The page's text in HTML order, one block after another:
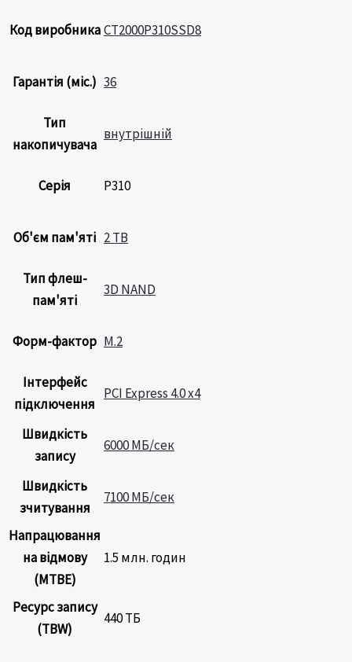
Код виробника CT2000P310SSD8
Гарантія (міс.) 36
Тип
накопичувача
внутрішній
Серія P310
Об'єм пам'яті 2 TB
Тип флеш-
пам'яті
3D NAND
Форм-фактор M.2
Інтерфейс
підключення
PCI Express 4.0 x4
Швидкість
запису
6000 МБ/сек
Швидкість
зчитування
7100 МБ/сек
Напрацювання
на відмову
(MTBE)
1.5 млн. годин
Ресурс запису
(TBW)
440 ТБ